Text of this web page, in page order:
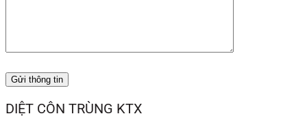
Gửi thông tin
DIỆT CÔN TRÙNG KTX